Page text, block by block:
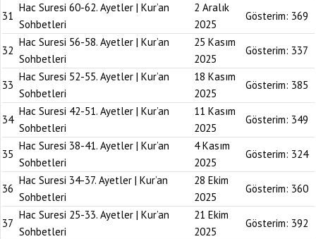
31
Hac Suresi 60-62. Ayetler | Kur’an
Sohbetleri
2 Aralık
2025
Gösterim: 369
32
Hac Suresi 56-58. Ayetler | Kur’an
Sohbetleri
25 Kasım
2025
Gösterim: 337
33
Hac Suresi 52-55. Ayetler | Kur’an
Sohbetleri
18 Kasım
2025
Gösterim: 385
34
Hac Suresi 42-51. Ayetler | Kur’an
Sohbetleri
11 Kasım
2025
Gösterim: 349
35
Hac Suresi 38-41. Ayetler | Kur’an
Sohbetleri
4 Kasım
2025
Gösterim: 324
36
Hac Suresi 34-37. Ayetler | Kur’an
Sohbetleri
28 Ekim
2025
Gösterim: 360
37
Hac Suresi 25-33. Ayetler | Kur’an
Sohbetleri
21 Ekim
2025
Gösterim: 392